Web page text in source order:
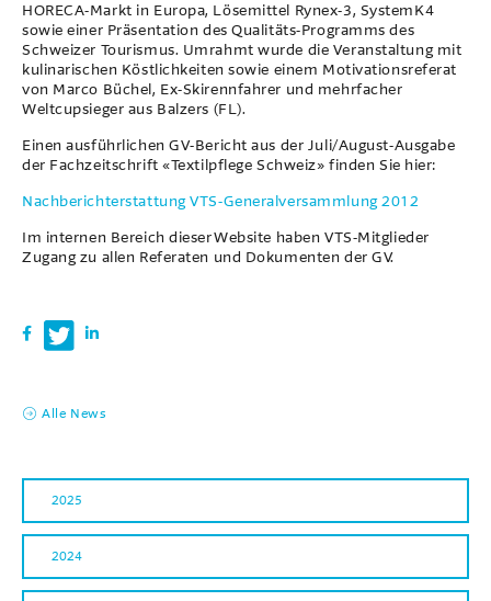
HORECA-Markt in Europa, Lösemittel Rynex-3, SystemK4
sowie einer Präsentation des Qualitäts-Programms des
Schweizer Tourismus. Umrahmt wurde die Veranstaltung mit
kulinarischen Köstlichkeiten sowie einem Motivationsreferat
von Marco Büchel, Ex-Skirennfahrer und mehrfacher
Weltcupsieger aus Balzers (FL).
Einen ausführlichen GV-Bericht aus der Juli/August-Ausgabe
der Fachzeitschrift «Textilpflege Schweiz» finden Sie hier:
Nachberichterstattung VTS-Generalversammlung 2012
Im internen Bereich dieser Website haben VTS-Mitglieder
Zugang zu allen Referaten und Dokumenten der GV.
Alle News
2025
2024